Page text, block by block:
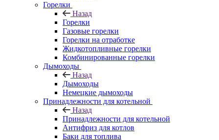
Горелки
Назад
Горелки
Газовые горелки
Горелки на отработке
Жидкотопливные горелки
Комбинированные горелки
Дымоходы
Назад
Дымоходы
Немецкие дымоходы
Принадлежности для котельной
Назад
Принадлежности для котельной
Антифриз для котлов
Баки для топлива